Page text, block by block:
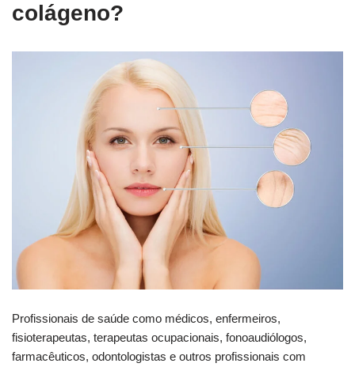
colágeno?
Profissionais de saúde como médicos, enfermeiros,
fisioterapeutas, terapeutas ocupacionais, fonoaudiólogos,
farmacêuticos, odontologistas e outros profissionais com